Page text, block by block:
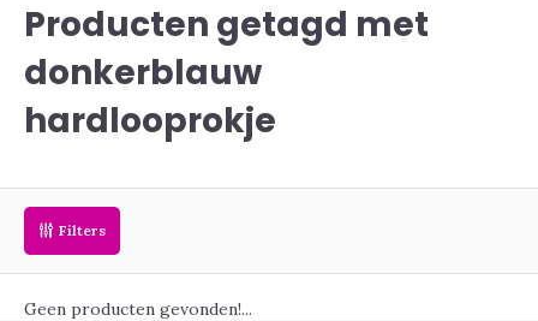
Producten getagd met
donkerblauw
hardlooprokje
Filters
Geen producten gevonden!...